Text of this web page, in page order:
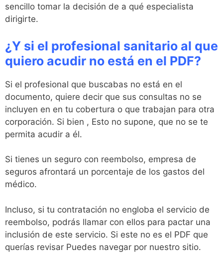
sencillo tomar la decisión de a qué especialista
dirigirte.
¿Y si el profesional sanitario al que
quiero acudir no está en el PDF?
Si el profesional que buscabas no está en el
documento, quiere decir que sus consultas no se
incluyen en en tu cobertura o que trabajan para otra
corporación. Si bien , Esto no supone, que no se te
permita acudir a él.
Si tienes un seguro con reembolso, empresa de
seguros afrontará un porcentaje de los gastos del
médico.
Incluso, si tu contratación no engloba el servicio de
reembolso, podrás llamar con ellos para pactar una
inclusión de este servicio. Si este no es el PDF que
querías revisar Puedes navegar por nuestro sitio.